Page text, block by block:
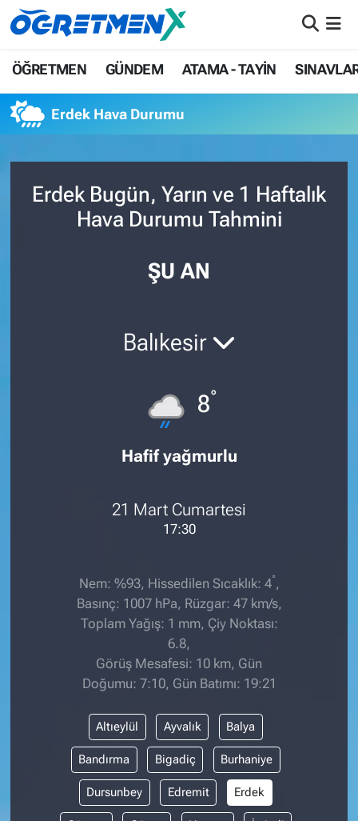
ÖĞRETMEN GÜNDEM ATAMA - TAYİN
Erdek Hava Durumu
Erdek Bugün, Yarın ve 1 Haftalık
Hava Durumu Tahmini
ŞU AN
Balıkesir
8°
Hafif yağmurlu
21 Mart Cumartesi
17:30
Nem: %93, Hissedilen Sıcaklık: 4° ,
Basınç: 1007 hPa, Rüzgar: 47 km/s,
Toplam Yağış: 1 mm, Çiy Noktası:
6.8,
Görüş Mesafesi: 10 km, Gün
Doğumu: 7:10, Gün Batımı: 19:21
Altıeylül Ayvalık Balya
Bandırma Bigadiç Burhaniye
Dursunbey Edremit Erdek
ÖĞRETMEN
SINAVLAR
HAYATIN İÇİNDEN
UZMAN ÖĞRETMENLİK
İstanbul Nöbetçi Eczaneler
İstanbul Trafik Yoğunluk Haritası
Süper Lig Puan Durumu ve Fikstür